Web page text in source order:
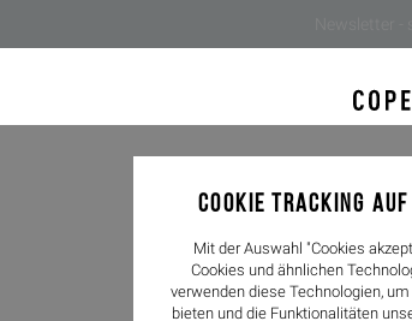
COOKIE TRACKING AUF
Mit der Auswahl "Cookies
Cookies und ähnlichen
verwenden diese Technologien,
bieten und die Funktionalitäten
LOOKBOOK
Klare Formen. Sanfte